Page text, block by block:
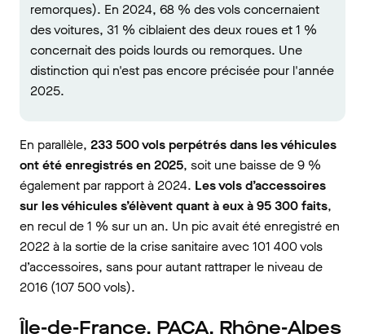
remorques). En 2024, 68 % des vols concernaient
des voitures, 31 % ciblaient des deux roues et 1 %
concernait des poids lourds ou remorques. Une
distinction qui n'est pas encore précisée pour l'année
2025.
En parallèle, 233 500 vols perpétrés dans les véhicules
ont été enregistrés en 2025, soit une baisse de 9 %
également par rapport à 2024. Les vols d’accessoires
sur les véhicules s’élèvent quant à eux à 95 300 faits,
en recul de 1 % sur un an. Un pic avait été enregistré en
2022 à la sortie de la crise sanitaire avec 101 400 vols
d’accessoires, sans pour autant rattraper le niveau de
2016 (107 500 vols).
Île-de-France, PACA, Rhône-Alpes